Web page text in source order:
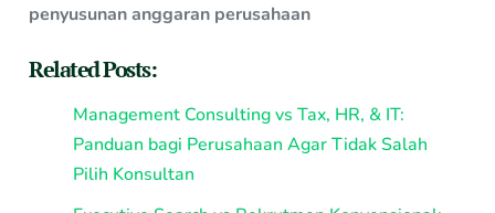
penyusunan anggaran perusahaan
Related Posts:
Management Consulting vs Tax, HR, & IT:
Panduan bagi Perusahaan Agar Tidak Salah
Pilih Konsultan